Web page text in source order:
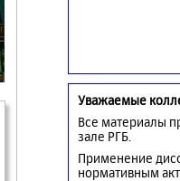
Уважаемые
Все материалы
зале РГБ.
Применение
нормативным